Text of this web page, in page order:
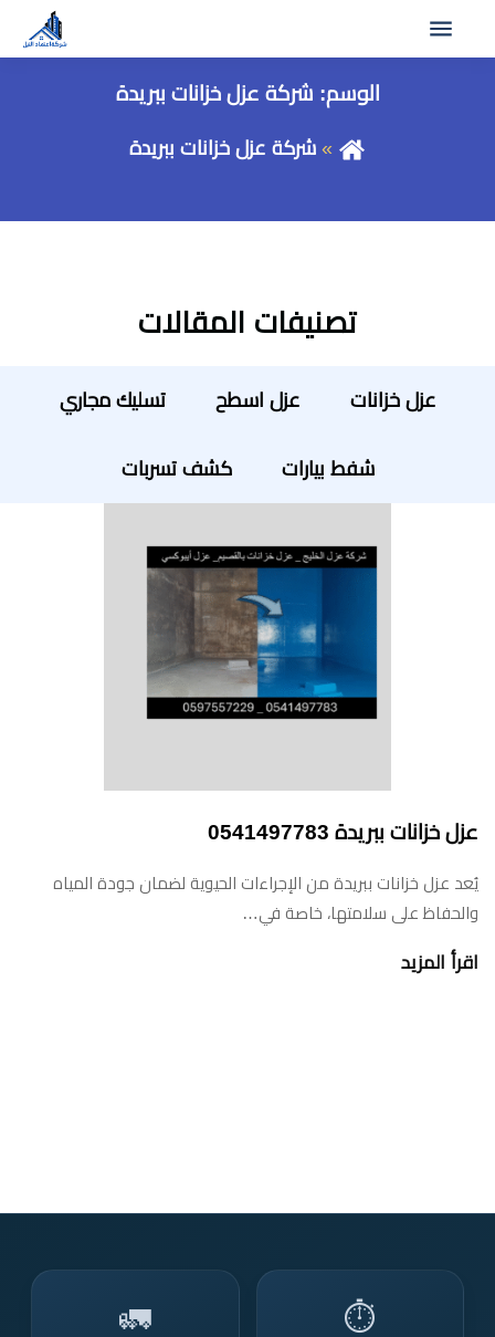
الوسم: شركة عزل خزانات ببريدة
شركة عزل خزانات ببريدة
تصنيفات المقالات
عزل خزانات عزل اسطح تسليك مجاري
شفط بيارات كشف تسربات
عزل خزانات ببريدة 0541497783
يُعد عزل خزانات ببريدة من الإجراءات الحيوية لضمان جودة المياه
والحفاظ على سلامتها، خاصة في…
اقرأ المزيد
⏱️
🚛